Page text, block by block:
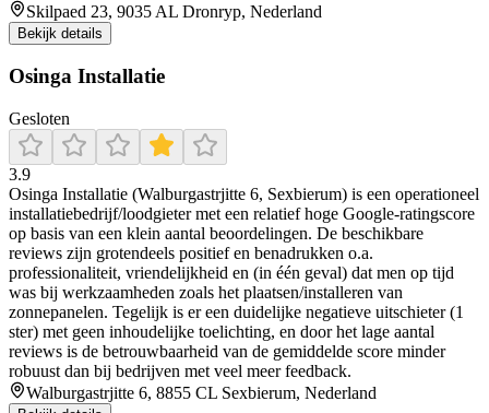
Skilpaed 23, 9035 AL Dronryp, Nederland
Bekijk details
Osinga Installatie
Gesloten
3.9
Osinga Installatie (Walburgastrjitte 6, Sexbierum) is een operationeel
installatiebedrijf/loodgieter met een relatief hoge Google-ratingscore
op basis van een klein aantal beoordelingen. De beschikbare
reviews zijn grotendeels positief en benadrukken o.a.
professionaliteit, vriendelijkheid en (in één geval) dat men op tijd
was bij werkzaamheden zoals het plaatsen/installeren van
zonnepanelen. Tegelijk is er een duidelijke negatieve uitschieter (1
ster) met geen inhoudelijke toelichting, en door het lage aantal
reviews is de betrouwbaarheid van de gemiddelde score minder
robuust dan bij bedrijven met veel meer feedback.
Walburgastrjitte 6, 8855 CL Sexbierum, Nederland